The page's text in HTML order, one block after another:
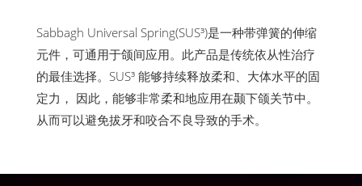
Sabbagh Universal Spring(SUS³)是一种带弹簧的伸缩
元件，可通用于颌间应用。此产品是传统依从性治疗
的最佳选择。SUS³ 能够持续释放柔和、大体水平的固
定力， 因此，能够非常柔和地应用在颞下颌关节中。
从而可以避免拔牙和咬合不良导致的手术。
00:20 00:52